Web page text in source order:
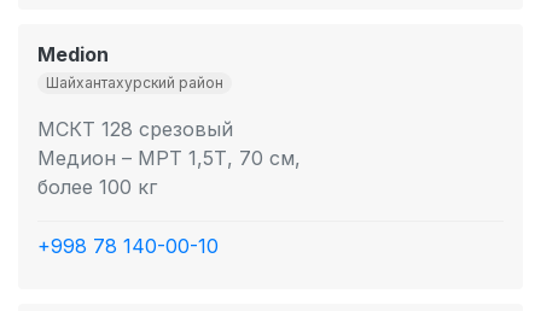
Medion
Шайхантахурский район
МСКТ 128 срезовый
Медион – МРТ 1,5Т, 70 см,
более 100 кг
+998 78 140-00-10